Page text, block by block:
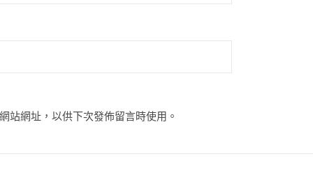
站網址，以供下次發佈留言時使用。